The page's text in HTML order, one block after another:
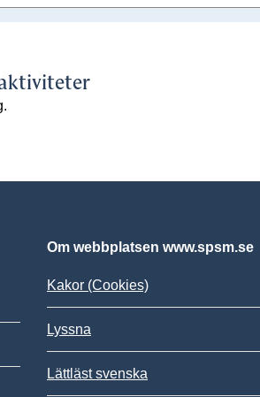
Om webbplatsen www.spsm.se
Kakor (Cookies)
Lyssna
Lättläst svenska